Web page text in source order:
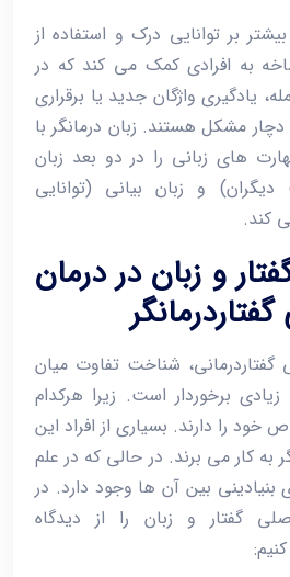
بر توانایی درک و استفاده از
به افرادی کمک می‌ کند که در
یادگیری واژگان جدید یا برقراری
دچار مشکل هستند. زبان ‌درمانگر با
‌های زبانی را در دو بعد زبان
و زبان بیانی (توانایی
کند.
و زبان در درمان
شناخت تفاوت میان
برخوردار است. زیرا هرکدام
را دارند. بسیاری از افراد این
به کار می ‌برند. در حالی که در علم
بنیادینی بین آن ‌ها وجود دارد. در
گفتار و زبان را از دیدگاه